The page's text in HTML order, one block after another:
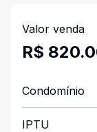
Valor venda
R$
Condomínio
IPTU